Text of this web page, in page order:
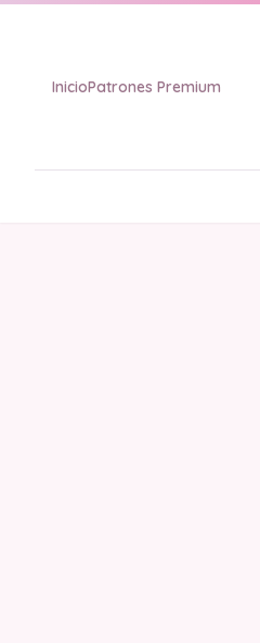
InicioPatrones Premium